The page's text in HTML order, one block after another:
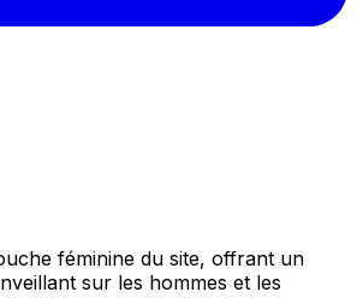
féminine du site, offrant un
sur les hommes et les